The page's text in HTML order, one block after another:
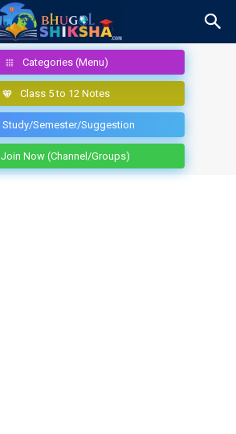
Categories (Menu)
Class 5 to 12 Notes
Study/Semester/Suggestion
Join Now (Channel/Groups)